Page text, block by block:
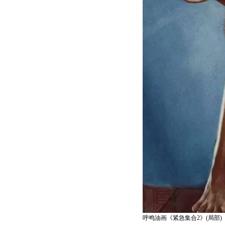
呼鸣油画《紧急集合2》(局部)